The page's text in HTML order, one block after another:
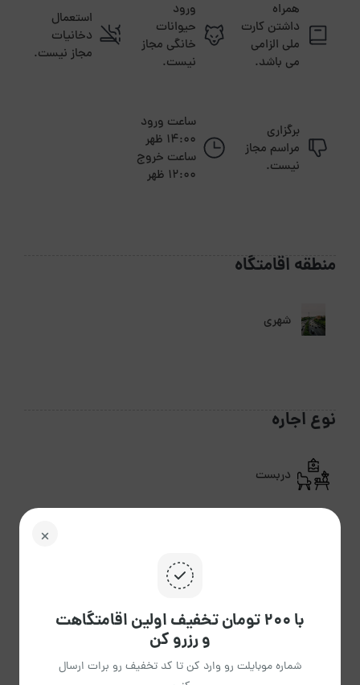
همراه
داشتن کارت
ملی الزامی
می باشد.
ورود
حیوانات
خانگی مجاز
نیست.
استعمال
دخانیات
مجاز نیست.
برگزاری
مراسم مجاز
نیست.
ساعت ورود
14:00 ظهر
ساعت خروج
12:00 ظهر
منطقه اقامتگاه
شهری
نوع اجاره
دربست
کلبه
با ۲۰۰ تومان تخفیف اولین اقامتگاهت
و رزرو کن
شماره موبایلت رو وارد کن تا کد تخفیف رو برات ارسال